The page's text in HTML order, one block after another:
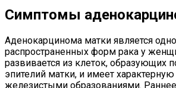
Симптомы
Аденокарцинома матки является
распространенных форм рака у
развивается из клеток, образующих
эпителий матки, и имеет характерную
железистыми образованиями.